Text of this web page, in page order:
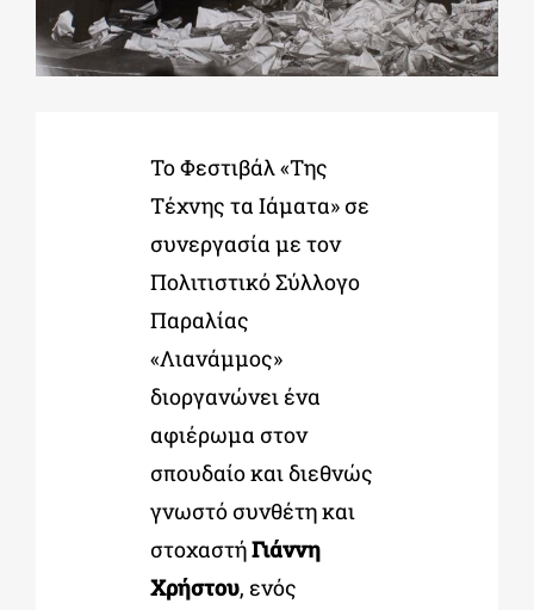
ΔΙΔΑΚΤΟΡΙΚΑ
Το Φεστιβάλ «Της
Τέχνης τα Ιάματα» σε
συνεργασία με τον
Πολιτιστικό Σύλλογο
Παραλίας
«Λιανάμμος»
διοργανώνει ένα
αφιέρωμα στον
σπουδαίο και διεθνώς
γνωστό συνθέτη και
στοχαστήΓιάννη
Χρήστου, ενός